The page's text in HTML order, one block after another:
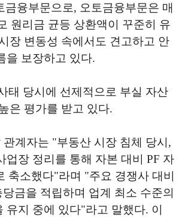
금융부문으로, 오토금융부문은 매
원리금 균등 상환액이 꾸준히 유
장 변동성 속에서도 견고하고 안
을 보장하고 있다.
태 당시에 선제적으로 부실 자산
은 평가를 받고 있다.
계자는 "부동산 시장 침체 당시,
업장 정리를 통해 자본 대비 PF 자
축소했다"라며 "주요 경쟁사 대비
금을 적립하며 업계 최소 수준의
유지 중에 있다"라고 말했다. 이